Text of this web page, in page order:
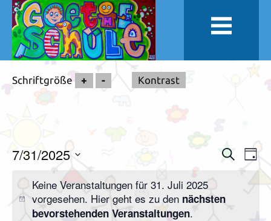
Schriftgröße + - Kontrast
Suche
Ansichten,
Suche
Tag
7/31/2025
wählen.Keine Veranstaltungen für 31. Juli 2025
vorgesehen. Hier geht es zu den nächsten
bevorstehenden Veranstaltungen.